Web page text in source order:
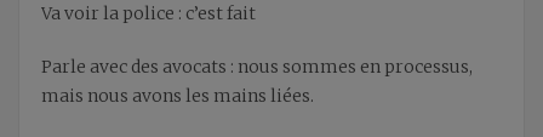
Va voir la police : c’est fait
Parle avec des avocats : nous sommes en processus,
mais nous avons les mains liées.